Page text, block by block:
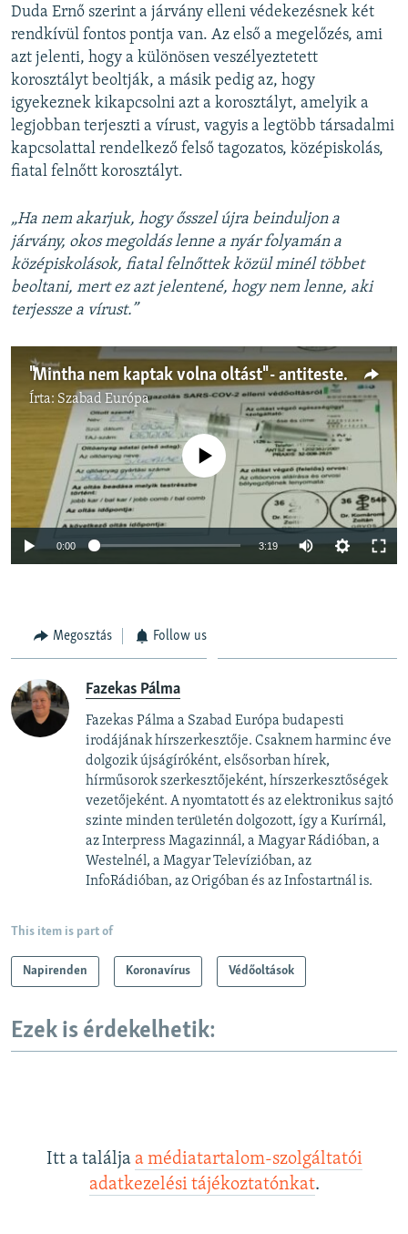
Duda Ernő szerint a járvány elleni védekezésnek két
rendkívül fontos pontja van. Az első a megelőzés, ami
azt jelenti, hogy a különösen veszélyeztetett
korosztályt beoltják, a másik pedig az, hogy
igyekeznek kikapcsolni azt a korosztályt, amelyik a
legjobban terjeszti a vírust, vagyis a legtöbb társadalmi
kapcsolattal rendelkező felső tagozatos, középiskolás,
fiatal felnőtt korosztályt.
„Ha nem akarjuk, hogy ősszel újra beinduljon a
járvány, okos megoldás lenne a nyár folyamán a
középiskolások, fiatal felnőttek közül minél többet
beoltani, mert ez azt jelentené, hogy nem lenne, aki
terjessze a vírust.”
"Mintha nem kaptak volna oltást" - antitestek nélkül két dózis vakcina után
Írta: Szabad Európa
Auto 240p
720p
Jelenleg nincs elérhető tartalom
0:00 3:19
Megosztás Follow us
Fazekas Pálma
Fazekas Pálma a Szabad Európa budapesti
irodájának hírszerkesztője. Csaknem harminc éve
dolgozik újságíróként, elsősorban hírek,
hírműsorok szerkesztőjeként, hírszerkesztőségek
vezetőjeként. A nyomtatott és az elektronikus sajtó
szinte minden területén dolgozott, így a Kurírnál,
az Interpress Magazinnál, a Magyar Rádióban, a
Westelnél, a Magyar Televízióban, az
InfoRádióban, az Origóban és az Infostartnál is.
This item is part of
Napirenden Koronavírus Védőoltások
Ezek is érdekelhetik:
Itt a találja a médiatartalom-szolgáltatói
adatkezelési tájékoztatónkat.